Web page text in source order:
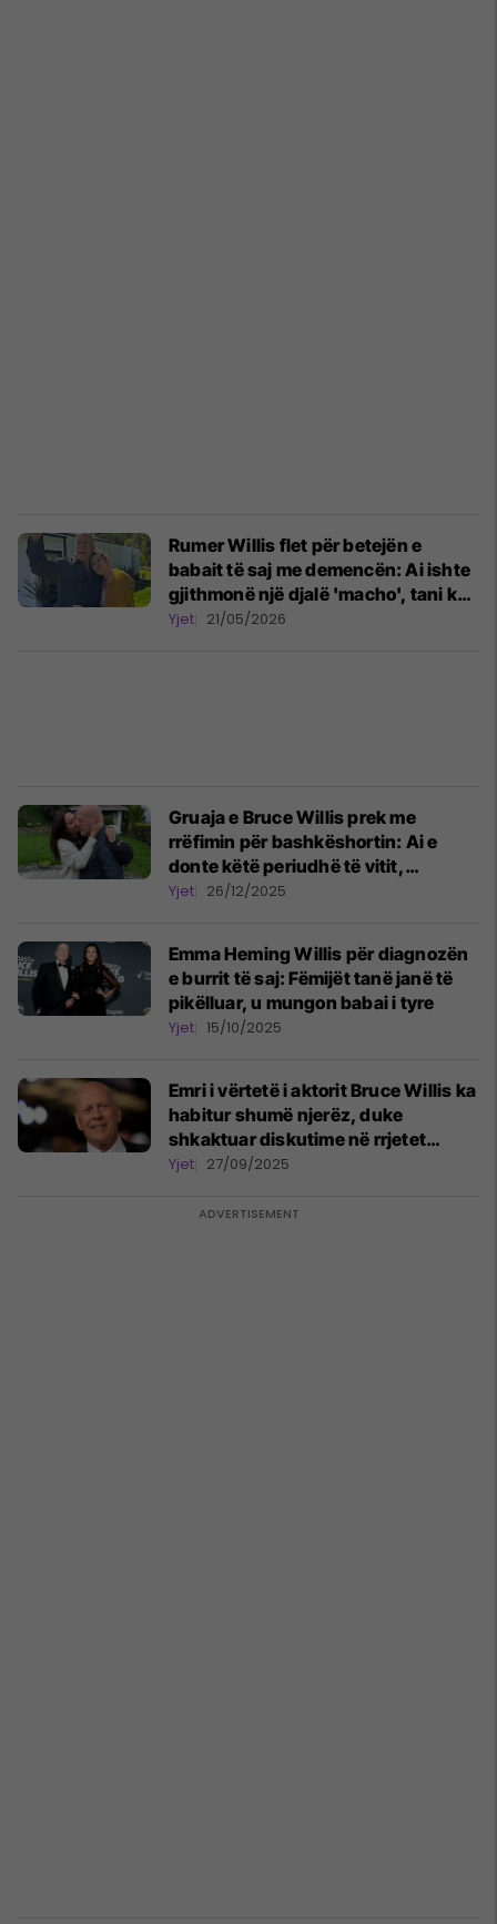
Rumer Willis flet për betejën e
babait të saj me demencën: Ai ishte
gjithmonë një djalë 'macho', tani ka
dalë në pah ana e tij më e butë
Yjet 21/05/2026
Gruaja e Bruce Willis prek me
rrëfimin për bashkëshortin: Ai e
donte këtë periudhë të vitit,
demenca nuk i fshin ato kujtime
Yjet 26/12/2025
Emma Heming Willis për diagnozën
e burrit të saj: Fëmijët tanë janë të
pikëlluar, u mungon babai i tyre
Yjet 15/10/2025
Emri i vërtetë i aktorit Bruce Willis ka
habitur shumë njerëz, duke
shkaktuar diskutime në rrjetet
sociale
Yjet 27/09/2025